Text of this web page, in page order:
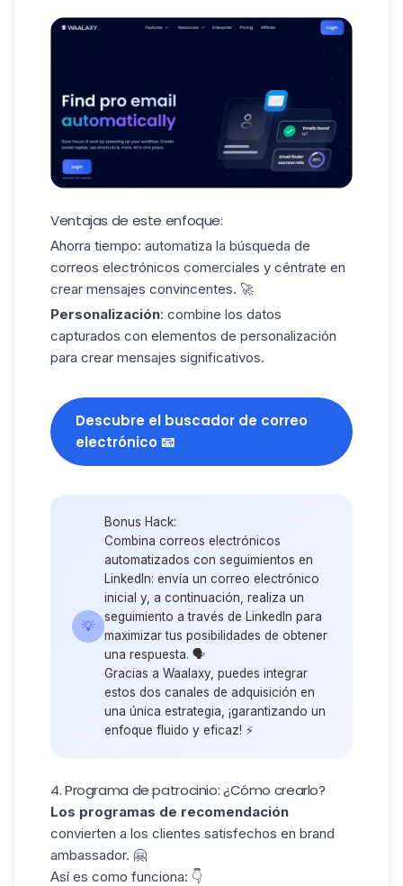
Ventajas de este enfoque:
Ahorra tiempo: automatiza la búsqueda de
correos electrónicos comerciales y céntrate en
crear mensajes convincentes. 🚀
Personalización: combine los datos
capturados con elementos de personalización
para crear mensajes significativos.
Descubre el buscador de correo
electrónico 📧
💡
Bonus Hack:
Combina correos electrónicos
automatizados con seguimientos en
LinkedIn: envía un correo electrónico
inicial y, a continuación, realiza un
seguimiento a través de LinkedIn para
maximizar tus posibilidades de obtener
una respuesta. 🗣️
Gracias a Waalaxy , puedes integrar
estos dos canales de adquisición en
una única estrategia, ¡garantizando un
enfoque fluido y eficaz! ⚡
4. Programa de patrocinio: ¿Cómo crearlo?
Los programas de recomendación
convierten a los clientes satisfechos en brand
ambassador. 🤗
Así es como funciona: 👇